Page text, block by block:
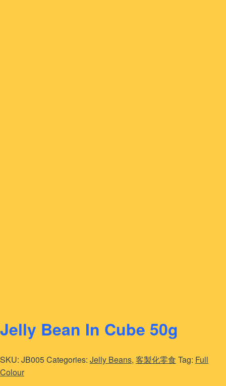
Jelly Bean In Cube 50g
SKU: JB005Categories: Jelly Beans, 客製化零食 Tag: Full
Colour